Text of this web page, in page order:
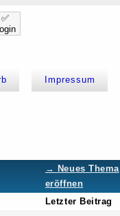
✅
Impressum
→ Neues Thema
eröffnen
Letzter Beitrag